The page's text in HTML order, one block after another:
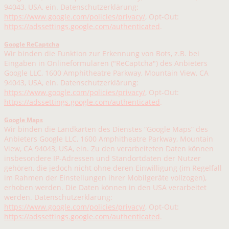
94043, USA, ein. Datenschutzerklärung:
https://www.google.com/policies/privacy/, Opt-Out:
https://adssettings.google.com/authenticated
Google ReCaptcha
Wir binden die Funktion zur Erkennung von Bots, z.B. bei
Eingaben in Onlineformularen ("ReCaptcha") des Anbieters
Google LLC, 1600 Amphitheatre Parkway, Mountain View, CA
94043, USA, ein. Datenschutzerklärung:
https://www.google.com/policies/privacy/, Opt-Out:
https://adssettings.google.com/authenticated
Google Maps
Wir binden die Landkarten des Dienstes “Google Maps” des
Anbieters Google LLC, 1600 Amphitheatre Parkway, Mountain
View, CA 94043, USA, ein. Zu den verarbeiteten Daten können
insbesondere IP-Adressen und Standortdaten der Nutzer
gehören, die jedoch nicht ohne deren Einwilligung (im Regelfall
im Rahmen der Einstellungen ihrer Mobilgeräte vollzogen),
erhoben werden. Die Daten können in den USA verarbeitet
werden. Datenschutzerklärung:
https://www.google.com/policies/privacy/, Opt-Out:
https://adssettings.google.com/authenticated